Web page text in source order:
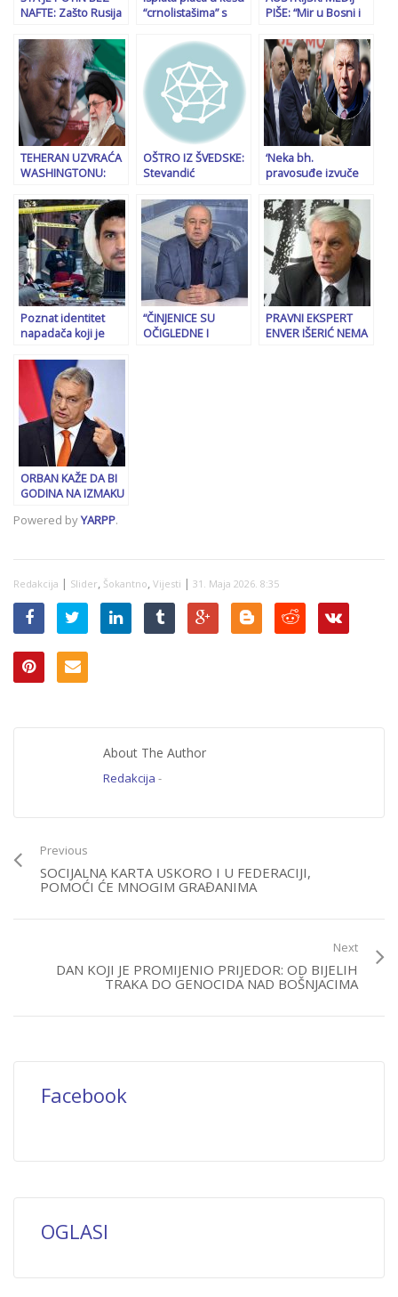
NAFTE: Zašto Rusija
zaustaviti rat?
“crnolistašima” s
mogla bi proći i Dom
naroda?
PIŠE: “Mir u Bosni i
doveden je u
pitanje”
TEHERAN UZVRAĆA
WASHINGTONU:
snažan udarac ako
ostvari…”
OŠTRO IZ ŠVEDSKE:
Stevandić
rasističke ideologije,
posao za Tužilaštvo
‘Neka bh.
pravosuđe izvuče
poručuje da bi Sud
BiH trebao da ukine
presudu Dodiku
nakon odluke
Interpola
Poznat identitet
napadača koji je
Nacionalne garde u
blizini Bijele kuće
“ČINJENICE SU
OČIGLEDNE I
PRAVNI EKSPERT
ENVER IŠERIĆ NEMA
ORBAN KAŽE DA BI
GODINA NA IZMAKU
POSLJEDNJA
ratu”
Powered byYARPP.
Redakcija | Slider, Šokantno, Vijesti | 31. Maja 2026. 8:35
About The Author
Redakcija -
Previous
SOCIJALNA KARTA USKORO I U FEDERACIJI,
POMOĆI ĆE MNOGIM GRAĐANIMA
Next
DAN KOJI JE PROMIJENIO PRIJEDOR: OD BIJELIH
TRAKA DO GENOCIDA NAD BOŠNJACIMA
Facebook
OGLASI